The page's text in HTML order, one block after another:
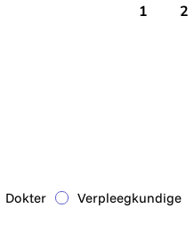
1 2
Dokter Verpleegkundige